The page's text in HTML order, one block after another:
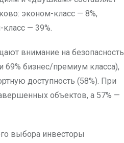
эконом-класс — 8%,
— 39%.
внимание на безопасность
69% бизнес/премиум класса),
доступность (58%). При
объектов, а 57% —
выбора инвесторы